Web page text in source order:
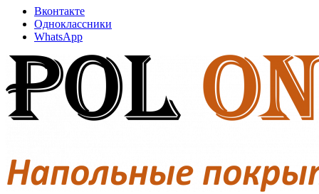
Вконтакте
Одноклассники
WhatsApp